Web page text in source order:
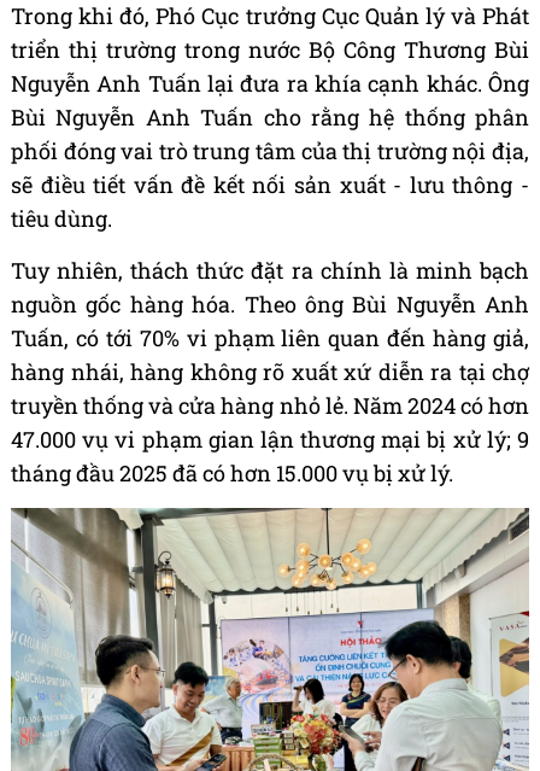
Trong khi đó, Phó Cục trưởng Cục Quản lý và Phát
triển thị trường trong nước Bộ Công Thương Bùi
Nguyễn Anh Tuấn lại đưa ra khía cạnh khác. Ông
Bùi Nguyễn Anh Tuấn cho rằng hệ thống phân
phối đóng vai trò trung tâm của thị trường nội địa,
sẽ điều tiết vấn đề kết nối sản xuất - lưu thông -
tiêu dùng.
Tuy nhiên, thách thức đặt ra chính là minh bạch
nguồn gốc hàng hóa. Theo ông Bùi Nguyễn Anh
Tuấn, có tới 70% vi phạm liên quan đến hàng giả,
hàng nhái, hàng không rõ xuất xứ diễn ra tại chợ
truyền thống và cửa hàng nhỏ lẻ. Năm 2024 có hơn
47.000 vụ vi phạm gian lận thương mại bị xử lý; 9
tháng đầu 2025 đã có hơn 15.000 vụ bị xử lý.